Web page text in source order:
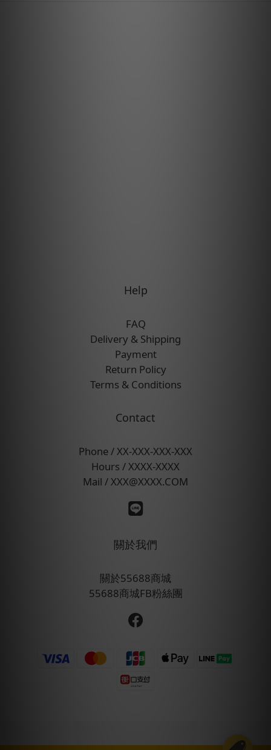
Help
FAQ
Delivery & Shipping
Payment
Return Policy
Terms & Conditions
Contact
Phone / XX-XXX-XXX-XXX
Hours / XXXX-XXXX
Mail / XXX@XXXX.COM
關於我們
關於55688商城
55688商城FB粉絲團